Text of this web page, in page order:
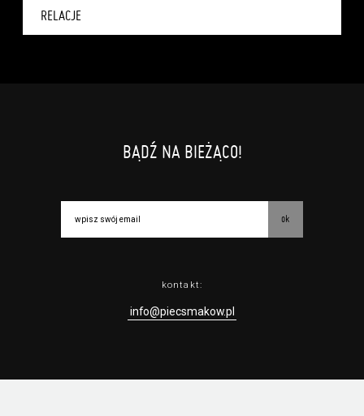
RELACJE
BĄDŹ NA BIEŻĄCO!
ok
kontakt:
info@piecsmakow.pl